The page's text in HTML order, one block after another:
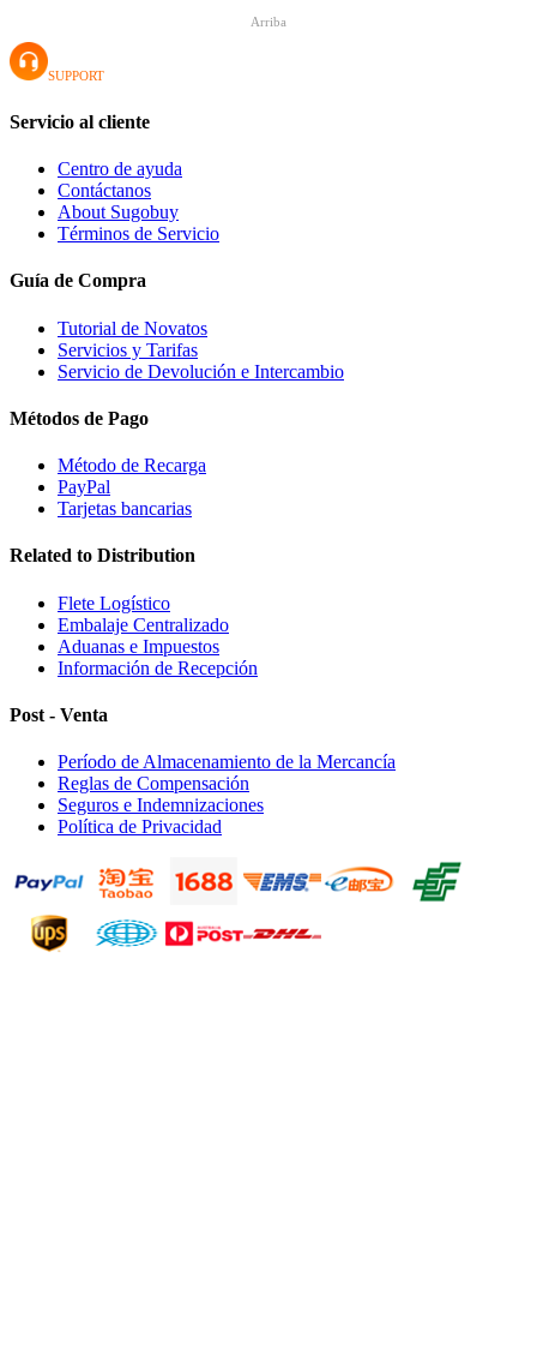
Arriba
SUPPORT
Servicio al cliente
Centro de ayuda
Contáctanos
About Sugobuy
Términos de Servicio
Guía de Compra
Tutorial de Novatos
Servicios y Tarifas
Servicio de Devolución e Intercambio
Métodos de Pago
Método de Recarga
PayPal
Tarjetas bancarias
Related to Distribution
Flete Logístico
Embalaje Centralizado
Aduanas e Impuestos
Información de Recepción
Post - Venta
Período de Almacenamiento de la Mercancía
Reglas de Compensación
Seguros e Indemnizaciones
Política de Privacidad